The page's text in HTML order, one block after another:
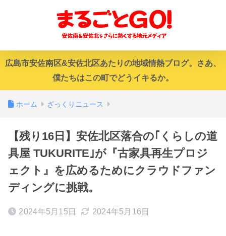
広島市安佐南区&安佐北区あたりの地域情熱ブログ。さあ、
僕たちはこの町でどうイキるか。
ホーム ざっくりニュース
【残り16日】安佐北区落合の｢くらしの道
具屋 TUKURITE｣が『古家具再生プロジ
ェクト』を広めるためにクラウドファン
ディングに挑戦。
2024年5月15日 2024年5月16日